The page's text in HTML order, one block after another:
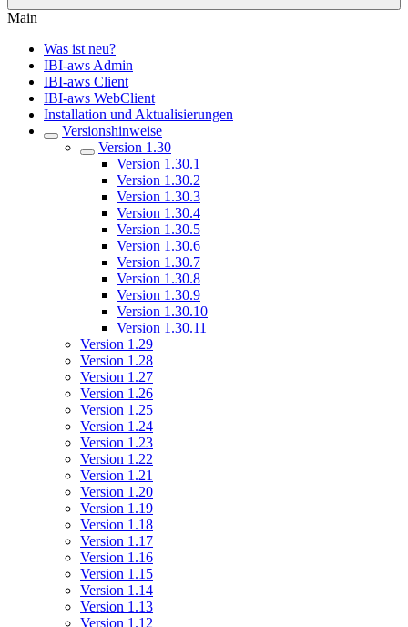
Main
Was ist neu?
IBI-aws Admin
IBI-aws Client
IBI-aws WebClient
Installation und Aktualisierungen
Versionshinweise
Version 1.30
Version 1.30.1
Version 1.30.2
Version 1.30.3
Version 1.30.4
Version 1.30.5
Version 1.30.6
Version 1.30.7
Version 1.30.8
Version 1.30.9
Version 1.30.10
Version 1.30.11
Version 1.29
Version 1.28
Version 1.27
Version 1.26
Version 1.25
Version 1.24
Version 1.23
Version 1.22
Version 1.21
Version 1.20
Version 1.19
Version 1.18
Version 1.17
Version 1.16
Version 1.15
Version 1.14
Version 1.13
Version 1.12